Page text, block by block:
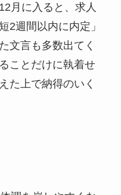
月に入ると、求人
2週間以内に内定」
文言も多数出てく
ことだけに執着せ
た上で納得のいく